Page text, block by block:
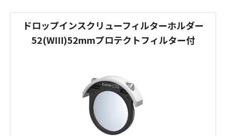
ドロップインスクリューフィルターホルダー
52(WIII)52mmプロテクトフィルター付